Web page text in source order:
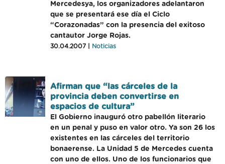
Mercedesya, los organizadores adelantaron
que se presentará ese día el Ciclo
“Corazonadas” con la presencia del exitoso
cantautor Jorge Rojas.
30.04.2007 | Noticias
Afirman que “las cárceles de la
provincia deben convertirse en
espacios de cultura”
El Gobierno inauguró otro pabellón literario
en un penal y puso en valor otro. Ya son 26 los
existentes en las cárceles del territorio
bonaerense. La Unidad 5 de Mercedes cuenta
con uno de ellos. Uno de los funcionarios que